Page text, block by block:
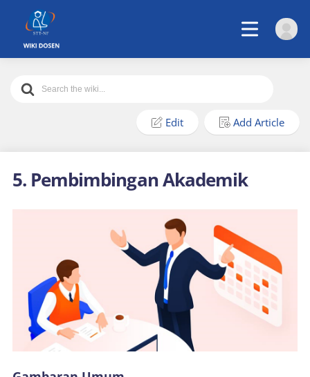
Search
For
Edit Add Article
5. Pembimbingan Akademik